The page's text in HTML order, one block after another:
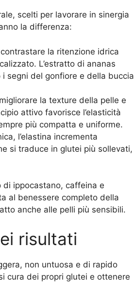
scelti per lavorare in sinergia
la differenza:
la ritenzione idrica
L’estratto di ananas
segni del gonfiore e della buccia
la texture della pelle e
attivo favorisce l’elasticità
più compatta e uniforme.
l’elastina incrementa
si traduce in glutei più sollevati,
ippocastano, caffeina e
al benessere completo della
anche alle pelli più sensibili.
risultati
non untuosa e di rapido
cura dei propri glutei e ottenere